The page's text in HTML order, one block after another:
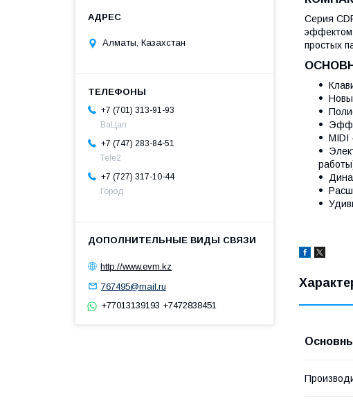
Серия
простых
MIDI
Алматы, Казахстан
+7 (701) 313-91-93
ВаЦап
+7 (747) 283-84-51
Tele2
+7 (727) 317-10-44
Город
http://www.evm.kz
767495@mail.ru
+77013139193 +7472838451